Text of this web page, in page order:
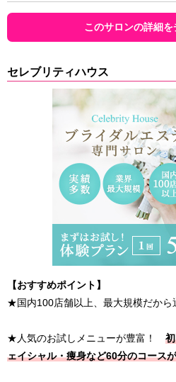
このサロンの詳細
セレブリティハウス
【おすすめポイント】
★国内100店舗以上、最大規模だから
★人気のお試しメニューが豊富！
ェイシャル・痩身など60分のコース